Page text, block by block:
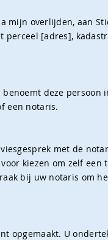
mijn overlijden, aan
perceel [adres],
deze persoon
een notaris.
met de
kiezen om zelf een
bij uw notaris om
opgemaakt. U